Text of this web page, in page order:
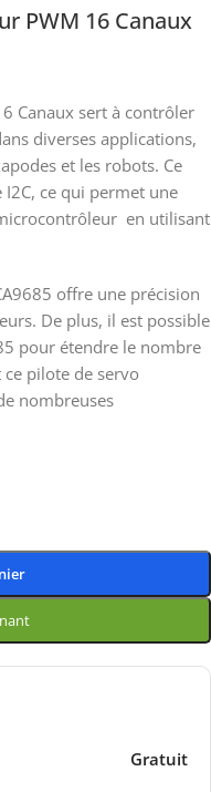
PWM 16 Canaux
Canaux sert à contrôler
diverses applications,
et les robots. Ce
ce qui permet une
en utilisant
offre une précision
De plus, il est possible
pour étendre le nombre
pilote de servo
nombreuses
Gratuit